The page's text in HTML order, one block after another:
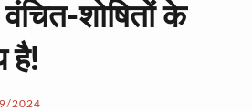
शोषितों के
है!
2024